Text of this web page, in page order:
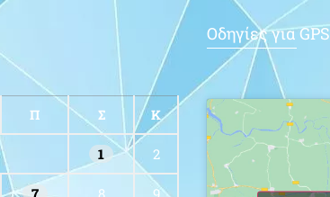
Π Σ Κ
1 2
7 8 9
Οδηγίες για GPS